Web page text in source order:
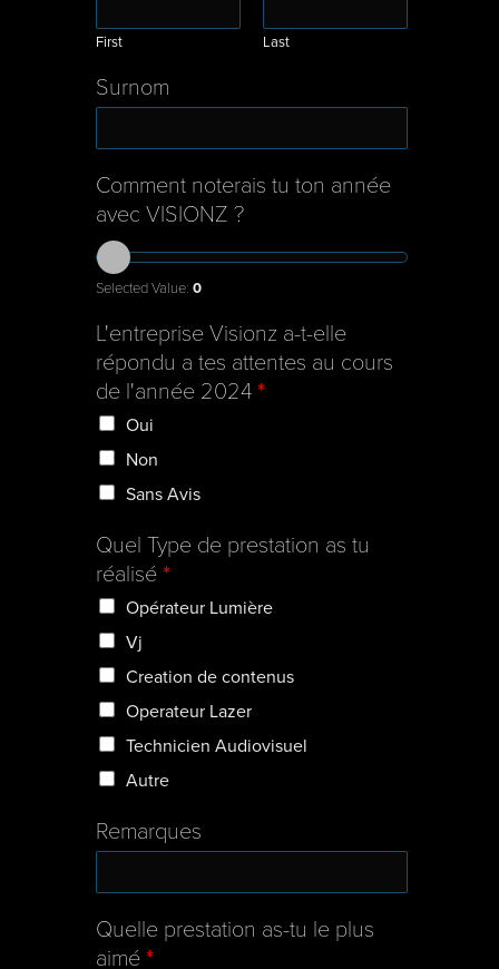
First Last
Surnom
Comment noterais tu ton année
avec VISIONZ ?
Selected Value: 0
L'entreprise Visionz a-t-elle
répondu a tes attentes au cours
de l'année 2024 *
Oui
Non
Sans Avis
Quel Type de prestation as tu
réalisé *
Opérateur Lumière
Vj
Creation de contenus
Operateur Lazer
Technicien Audiovisuel
Autre
Remarques
Quelle prestation as-tu le plus
aimé *